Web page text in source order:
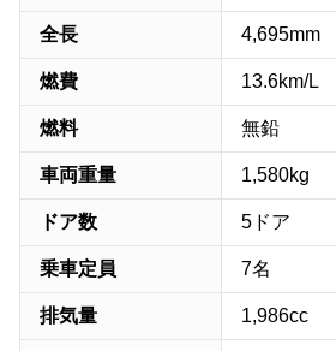
全長 4,695mm
燃費 13.6km/L
燃料 無鉛
車両重量 1,580kg
ドア数 5ドア
乗車定員 7名
排気量 1,986cc